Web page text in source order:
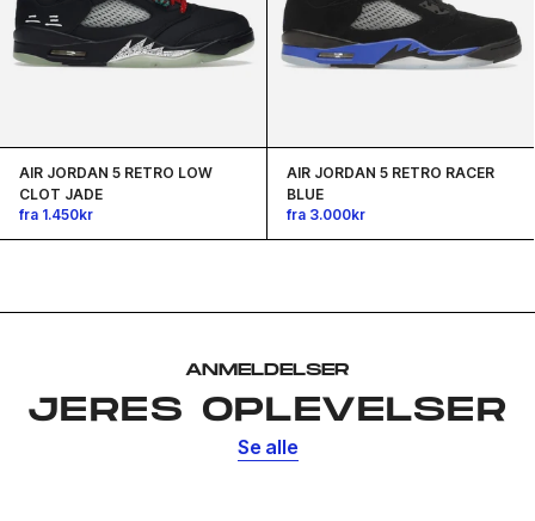
AIR JORDAN 5 RETRO LOW
CLOT JADE
fra 1.450kr
AIR JORDAN 5 RETRO RACER
BLUE
fra 3.000kr
ANMELDELSER
JERES OPLEVELSER
Se alle
til?
Email address